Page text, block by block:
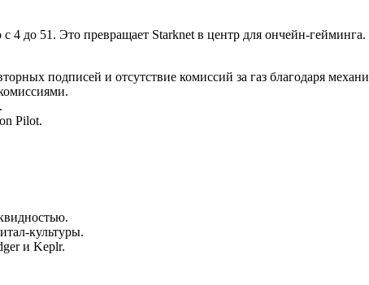
4 до 51. Это превращает Starknet в центр для ончейн-
подписей и отсутствие комиссий за газ благодаря
Pilot.
культуры.
и Keplr.